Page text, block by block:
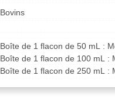
Bovins
Boîte de 1 flacon de 50 mL :
Boîte de 1 flacon de 100 mL :
Boîte de 1 flacon de 250 mL :